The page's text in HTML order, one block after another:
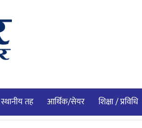
स्थानीय तह आर्थिक/सेयर शिक्षा / प्रविधि